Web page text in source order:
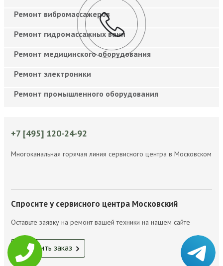
Ремонт вибромассажеров
Ремонт гидромассажных ванн
Ремонт медицинского оборудования
Ремонт электроники
Ремонт промышленного оборудования
+7 [495] 120-24-92
Многоканальная горячая линия сервисного центра в Московском
Спросите у сервисного центра Московский
Оставьте заявку на ремонт вашей техники на нашем сайте
Оформить заказ